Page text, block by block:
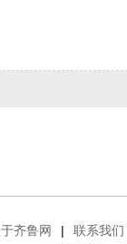
齐鲁网 |
联系我们